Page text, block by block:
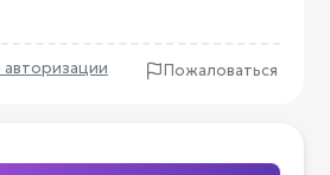
Пожаловаться